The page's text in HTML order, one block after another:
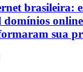
brasileira:
sua